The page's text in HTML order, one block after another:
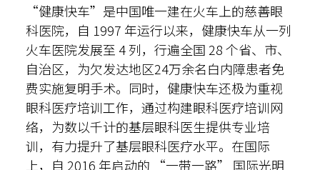
“健康快车”是中国唯一建在火车上的慈善眼
科医院，自 1997 年运行以来，健康快车从一列
火车医院发展至 4 列，行遍全国 28 个省、市、
自治区，为欠发达地区24万余名白内障患者免
费实施复明手术。同时，健康快车还极为重视
眼科医疗培训工作，通过构建眼科医疗培训网
络，为数以千计的基层眼科医生提供专业培
训，有力提升了基层眼科医疗水平。在国际
上，自 2016 年启动的 “一带一路” 国际光明